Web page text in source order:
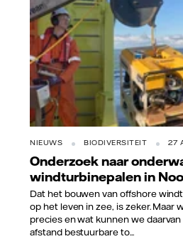
NIEUWS BIODIVERSITEIT 27
Onderzoek naar
windturbinepalen in
Dat het bouwen van offshore
op het leven in zee, is zeker. Maar
precies en wat kunnen we
afstand bestuurbare to...